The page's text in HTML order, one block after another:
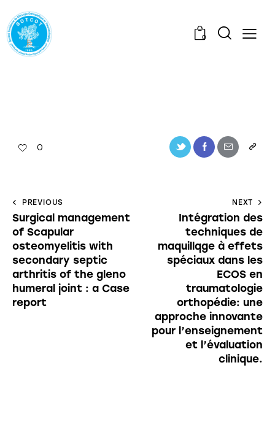
0
0
PREVIOUS
Surgical management
of Scapular
osteomyelitis with
secondary septic
arthritis of the gleno
humeral joint : a Case
report
NEXT
Intégration des
techniques de
maquillqge à effets
spéciaux dans les
ECOS en
traumatologie
orthopédie: une
approche innovante
pour l’enseignement
et l’évaluation
clinique.